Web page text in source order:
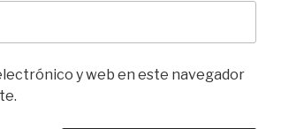
y web en este navegador